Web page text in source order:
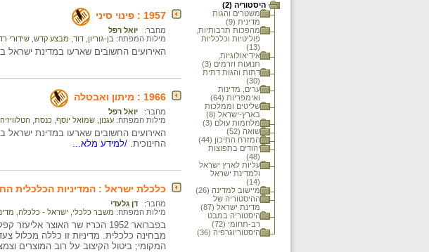
היסטוריה (2)
משטרים והגות
מדינית (9)
מהפכות תרבותיות,
פוליטיות וכלכליות
(13)
אידיאולוגיות,
תנועות וזרמים (3)
דתות והגות דתית
(30)
ערים, מדינות
ואימפריות (64)
שליטים וממלכות
בארץ-ישראל (8)
מלחמות עולם (3)
שואה (52)
המזרח התיכון (44)
יהודים בתפוצות
(48)
עליות לארץ ישראל
ולמדינת ישראל
(14)
מיישוב למדינה (26)
ההיסטוריה של
מדינת ישראל (87)
היסטוריה במבט
רב-תחומי (72)
היסטוריוגרפיה (36)
1957 : פינוי סיני
מחבר:
יואל רפל
מילות המפתח: בן-גוריון, דוד מבצע קדש שידורי
האירועים החשובים שארעו במדינת ישראל בשנת 1957:
1966 : מיתון ואבטלה
מחבר:
יואל רפל
מילות המפתח: עגנון, שמואל יוסף כנסת
החינוכית. /למידע מלא...
כלכלת ישראל : המדיניות הכלכלית החדשה: 1952-1953
מחבר:
דן גלעדי
מילות המפתח: משבר כלכלי ישראל - כלכלה
בפברואר 1952 הכריז שר
מבחינה כלכלית. מדיניות זו כללה מכלול
המקומי; ביטול הקיצוב על רוב המוצרים